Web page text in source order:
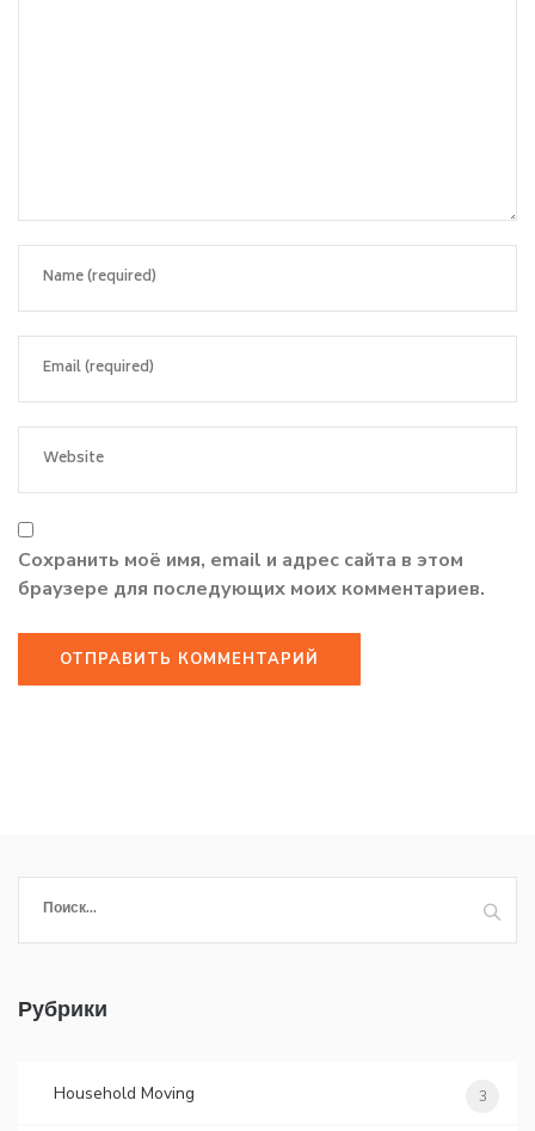
Сохранить моё имя, email и адрес сайта в этом
браузере для последующих моих комментариев.
Рубрики
Household Moving 3